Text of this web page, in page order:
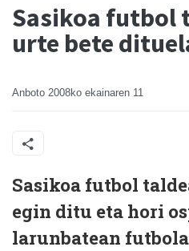
Sasikoa futbol
urte bete
Anboto 2008ko ekainaren 11
Sasikoa futbol
egin ditu eta hori
larunbatean